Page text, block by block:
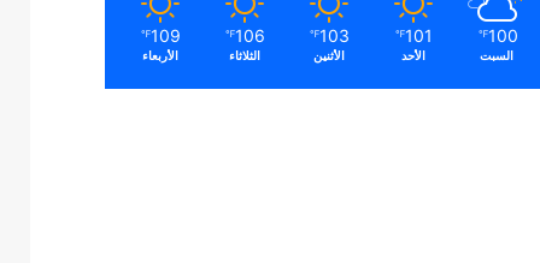
100
℉
السبت
101
℉
الأحد
103
℉
الأثنين
106
℉
الثلاثاء
109
℉
الأربعاء